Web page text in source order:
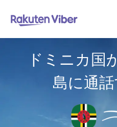
ドミニカ国
島に通